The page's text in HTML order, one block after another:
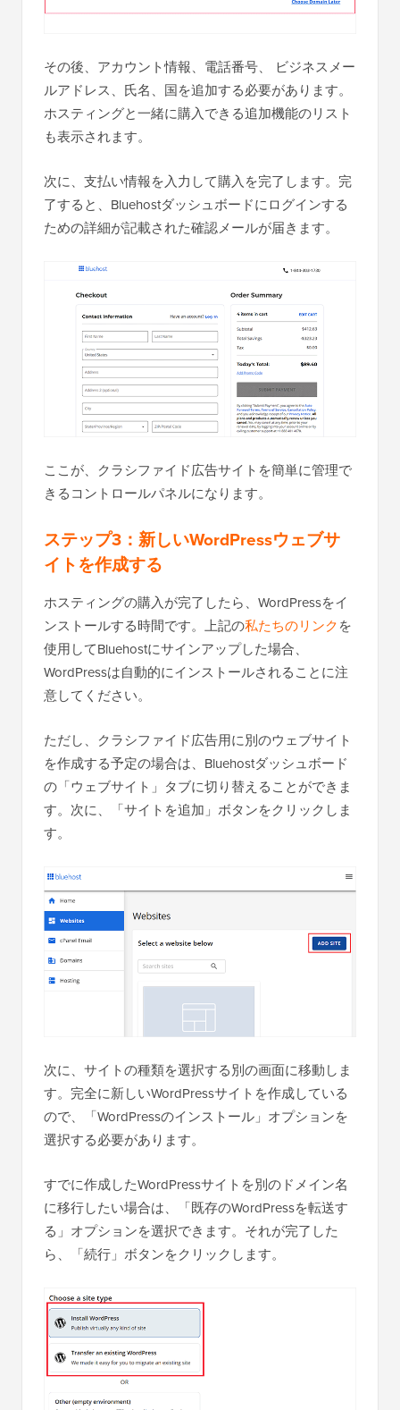
その後、アカウント情報、電話番号、 ビジネスメー
ルアドレス、氏名、国を追加する必要があります。
ホスティングと一緒に購入できる追加機能のリスト
も表示されます。
次に、支払い情報を入力して購入を完了します。完
了すると、Bluehostダッシュボードにログインする
ための詳細が記載された確認メールが届きます。
ここが、クラシファイド広告サイトを簡単に管理で
きるコントロールパネルになります。
ステップ3：新しいWordPressウェブサ
イトを作成する
ホスティングの購入が完了したら、WordPressをイ
ンストールする時間です。上記の私たちのリンクを
使用してBluehostにサインアップした場合、
WordPressは自動的にインストールされることに注
意してください。
ただし、クラシファイド広告用に別のウェブサイト
を作成する予定の場合は、Bluehostダッシュボード
の「ウェブサイト」タブに切り替えることができま
す。次に、「サイトを追加」ボタンをクリックしま
す。
次に、サイトの種類を選択する別の画面に移動しま
す。完全に新しいWordPressサイトを作成している
ので、「WordPressのインストール」オプションを
選択する必要があります。
すでに作成したWordPressサイトを別のドメイン名
に移行したい場合は、「既存のWordPressを転送す
る」オプションを選択できます。それが完了した
ら、「続行」ボタンをクリックします。